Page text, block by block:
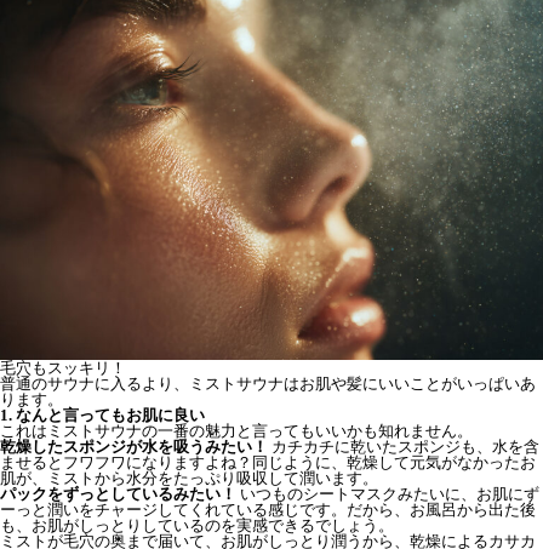
毛穴もスッキリ！
普通のサウナに入るより、ミストサウナはお肌や髪にいいことがいっぱいあ
ります。
1. なんと言ってもお肌に良い
これはミストサウナの一番の魅力と言ってもいいかも知れません。
乾燥したスポンジが水を吸うみたい！ カチカチに乾いたスポンジも、水を含
ませるとフワフワになりますよね？同じように、乾燥して元気がなかったお
肌が、ミストから水分をたっぷり吸収して潤います。
パックをずっとしているみたい！ いつものシートマスクみたいに、お肌にず
ーっと潤いをチャージしてくれている感じです。だから、お風呂から出た後
も、お肌がしっとりしているのを実感できるでしょう。
ミストが毛穴の奥まで届いて、お肌がしっとり潤うから、乾燥によるカサカ